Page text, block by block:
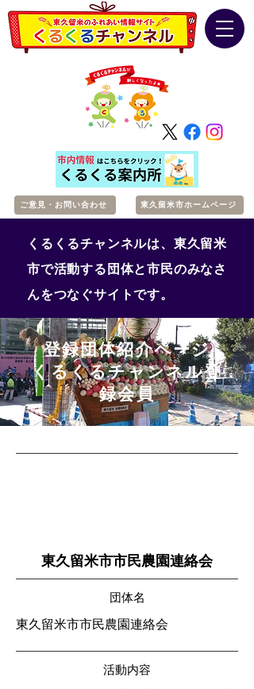
ご意見・お問い合わせ 東久留米市ホームページ
くるくるチャンネルは、東久留米
市で活動する団体と市民のみなさ
んをつなぐサイトです。
東久留米市市民農園連絡会
団体名
東久留米市市民農園連絡会
活動内容
登録団体紹介ページ
​くるくるチャンネル登
録会員